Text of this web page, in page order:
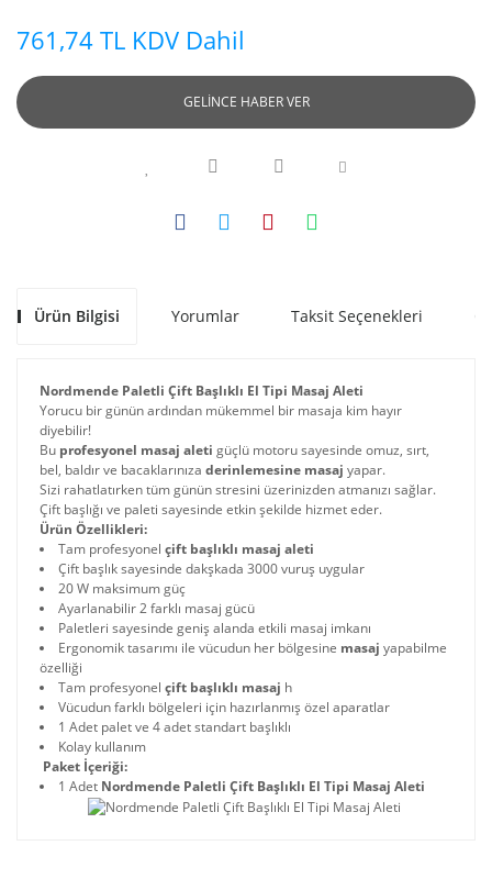
761,74 TL KDV Dahil
GELİNCE HABER VER
Ürün Bilgisi Yorumlar Taksit Seçenekleri
Nordmende Paletli Çift Başlıklı El Tipi Masaj Aleti
Yorucu bir günün ardından mükemmel bir masaja kim hayır
diyebilir!
Bu profesyonel masaj aleti güçlü motoru sayesinde omuz, sırt,
bel, baldır ve bacaklarınıza derinlemesine masaj yapar.
Sizi rahatlatırken tüm günün stresini üzerinizden atmanızı sağlar.
Çift başlığı ve paleti sayesinde etkin şekilde hizmet eder.
Ürün Özellikleri:
Tam profesyonel çift başlıklı masaj aleti
Çift başlık sayesinde dakşkada 3000 vuruş uygular
20 W maksimum güç
Ayarlanabilir 2 farklı masaj gücü
Paletleri sayesinde geniş alanda etkili masaj imkanı
Ergonomik tasarımı ile vücudun her bölgesine masaj yapabilme
özelliği
Tam profesyonel çift başlıklı masaj h
Vücudun farklı bölgeleri için hazırlanmış özel aparatlar
1 Adet palet ve 4 adet standart başlıklı
Kolay kullanım
Paket İçeriği:
1 Adet Nordmende Paletli Çift Başlıklı El Tipi Masaj Aleti